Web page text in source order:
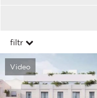
filtr
Video